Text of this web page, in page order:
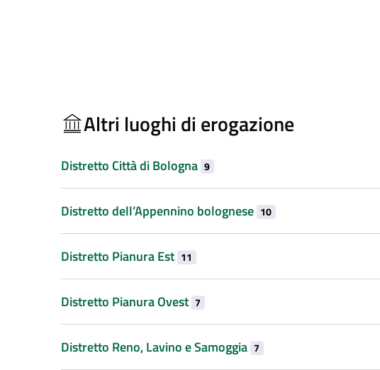
Altri luoghi di erogazione
Distretto Città di Bologna 9
Distretto dell’Appennino bolognese 10
Distretto Pianura Est 11
Distretto Pianura Ovest 7
Distretto Reno, Lavino e Samoggia 7